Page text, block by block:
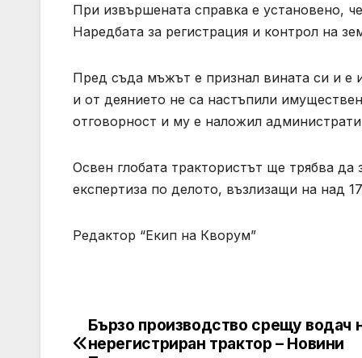
При извършената справка е установено,
Наредбата за регистрация и контрол на
Пред съда мъжът е признал вината си и е
и от деянието не са настъпили
отговорност и му е наложил
Освен глобата трактористът ще трябва да
експертиза по делото, възлизащи на над
Редактор “Екип на Кворум”
Post
Бързо производство срещу водач
нерегистриран трактор – Новини